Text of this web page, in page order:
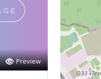
Preview